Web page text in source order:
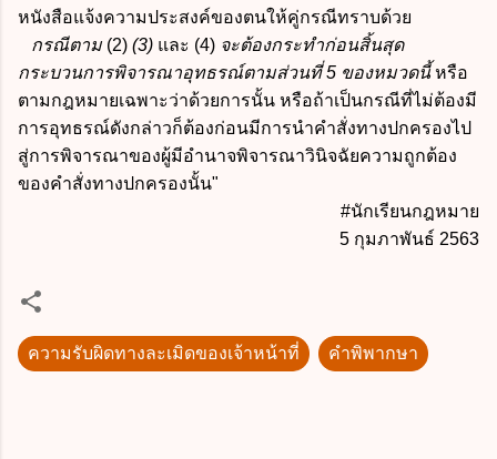
หนังสือแจ้งความประสงค์ของตนให้คู่กรณีทราบด้วย
กรณีตาม(2) (3) และ (4) จะต้องกระทำก่อนสิ้นสุด
กระบวนการพิจารณาอุทธรณ์ตามส่วนที่ 5 ของหมวดนี้หรือ
ตามกฎหมายเฉพาะว่าด้วยการนั้น หรือถ้าเป็นกรณีที่ไม่ต้องมี
การอุทธรณ์ดังกล่าวก็ต้องก่อนมีการนำคำสั่งทางปกครองไป
สู่การพิจารณาของผู้มีอำนาจพิจารณาวินิจฉัยความถูกต้อง
ของคำสั่งทางปกครองนั้น"
#นักเรียนกฎหมาย
5 กุมภาพันธ์ 2563
ความรับผิดทางละเมิดของเจ้าหน้าที่ คำพิพากษา